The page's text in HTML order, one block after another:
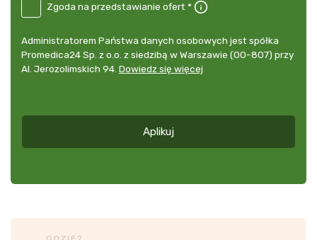
wycofania
dowolnym
momencie
udzielonej
DE
przedstawianie
Zgoda na przedstawianie ofert *
Administrator
danych
osobowych
Administratorem Państwa danych osobowych jest spółka
Promedica24 Sp. z o.o. z siedzibą w Warszawie (00-807) przy
Al. Jerozolimskich 94. Dowiedz się więcej
Aplikuj